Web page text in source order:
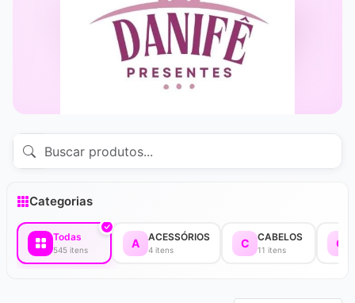
Categorias
Todas
545 itens A ACESSÓRIOS
4 itens C CABELOS
11 itens C